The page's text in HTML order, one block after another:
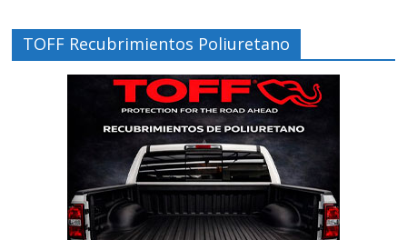
TOFF Recubrimientos Poliuretano